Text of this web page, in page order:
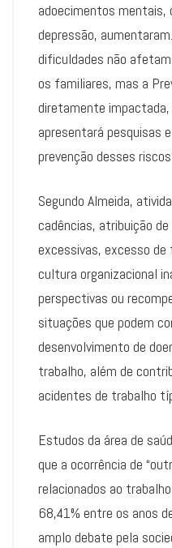
adoecimentos mentais,
depressão,
dificuldades não
os familiares, mas a
diretamente
apresentará pesquisas
prevenção desses
Segundo Almeida,
cadências, atribuição
excessivas, excesso
cultura organizacional
perspectivas ou
situações que podem
desenvolvimento de
trabalho, além de
acidentes de trabalho
Estudos da área de
que a ocorrência de
relacionados ao
68,41% entre os anos
amplo debate pela